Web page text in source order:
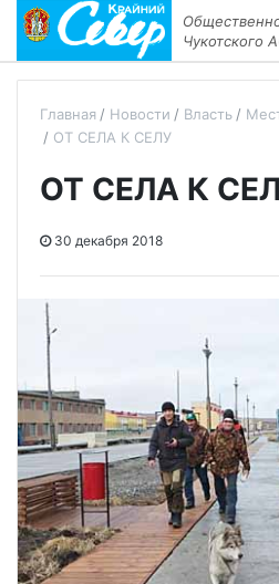
Чукотского
Главная Новости Власть
ОТ СЕЛА К СЕЛУ
ОТ СЕЛА К
30 декабря 2018